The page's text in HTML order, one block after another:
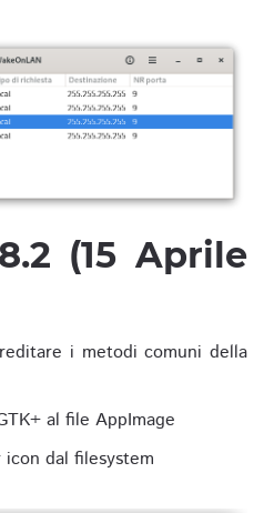
(15 Aprile
i metodi comuni della
al file AppImage
icon dal filesystem